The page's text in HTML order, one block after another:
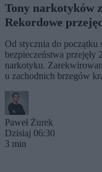
Tony narkotyków
Rekordowe
Od stycznia do początku
bezpieczeństwa
narkotyku.
u zachodnich brzegów
Paweł Żurek
Dzisiaj 06:30
3 min